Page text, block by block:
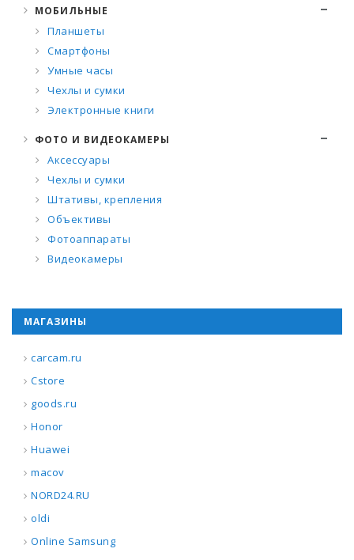
МОБИЛЬНЫЕ
Планшеты
Смартфоны
Умные часы
Чехлы и сумки
Электронные книги
ФОТО И ВИДЕОКАМЕРЫ
Аксессуары
Чехлы и сумки
Штативы, крепления
Объективы
Фотоаппараты
Видеокамеры
МАГАЗИНЫ
carcam.ru
Cstore
goods.ru
Honor
Huawei
macov
NORD24.RU
oldi
Online Samsung